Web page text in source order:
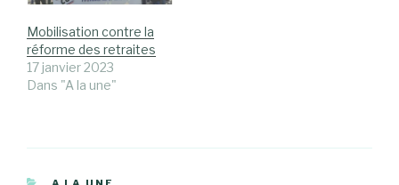
Mobilisation contre la
réforme des retraites
17 janvier 2023
Dans "A la une"
CATÉGORIES